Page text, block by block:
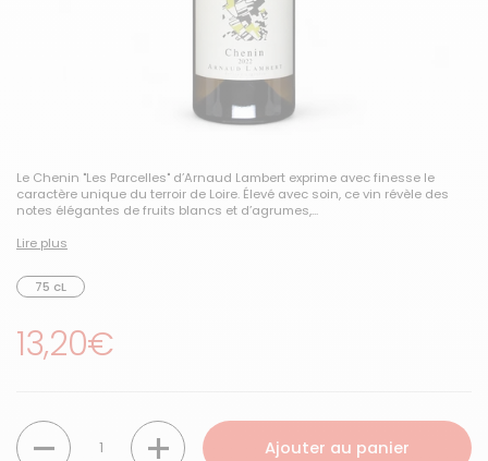
Le Chenin "Les Parcelles" d’Arnaud Lambert exprime avec finesse le
caractère unique du terroir de Loire. Élevé avec soin, ce vin révèle des
notes élégantes de fruits blancs et d’agrumes,...
Lire plus
75 cL
Prix régulier
13,20€
Quantité
Ajouter au panier